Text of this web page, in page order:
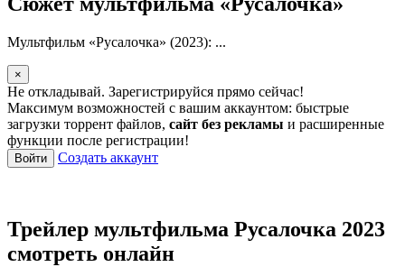
Мультфильм «Русалочка» (2023): ...
×
Не откладывай. Зарегистрируйся прямо сейчас!
Максимум возможностей с вашим аккаунтом: быстрые
загрузки торрент файлов, сайт без рекламы и расширенные
функции после регистрации!
Войти Создать аккаунт
Трейлер мультфильма Русалочка 2023
смотреть онлайн